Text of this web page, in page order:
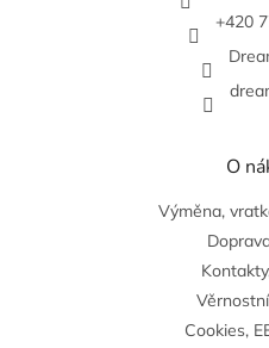
+420
O
Výměna,
Cookies,